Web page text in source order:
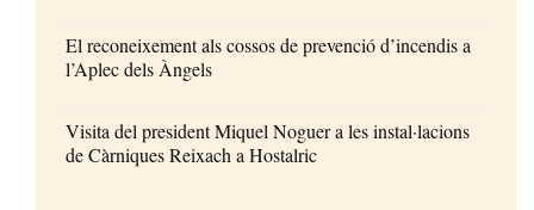
El reconeixement als cossos de prevenció d’incendis a
l’Aplec dels Àngels
Visita del president Miquel Noguer a les instal·lacions
de Càrniques Reixach a Hostalric